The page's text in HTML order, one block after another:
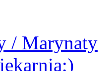
/ Marynaty